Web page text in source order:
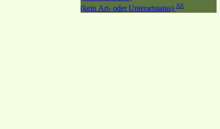
(kein Art- oder Unterartstatus) AS